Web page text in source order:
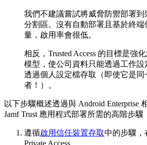
我們不建議嘗試將威脅防禦部署到
分割區。沒有自動部署且基於終
量，啟用率會很低。
相反，Trusted Access 的目標是強
模型，使公司資料只能透過工作
透過個人設定檔存取（即使它是同
者！）。
以下步驟概述透過與 Android Enterprise
Jamf Trust 應用程式部署所需的高階步驟
遵循啟用信任裝置存取中的步驟，
Private Access。